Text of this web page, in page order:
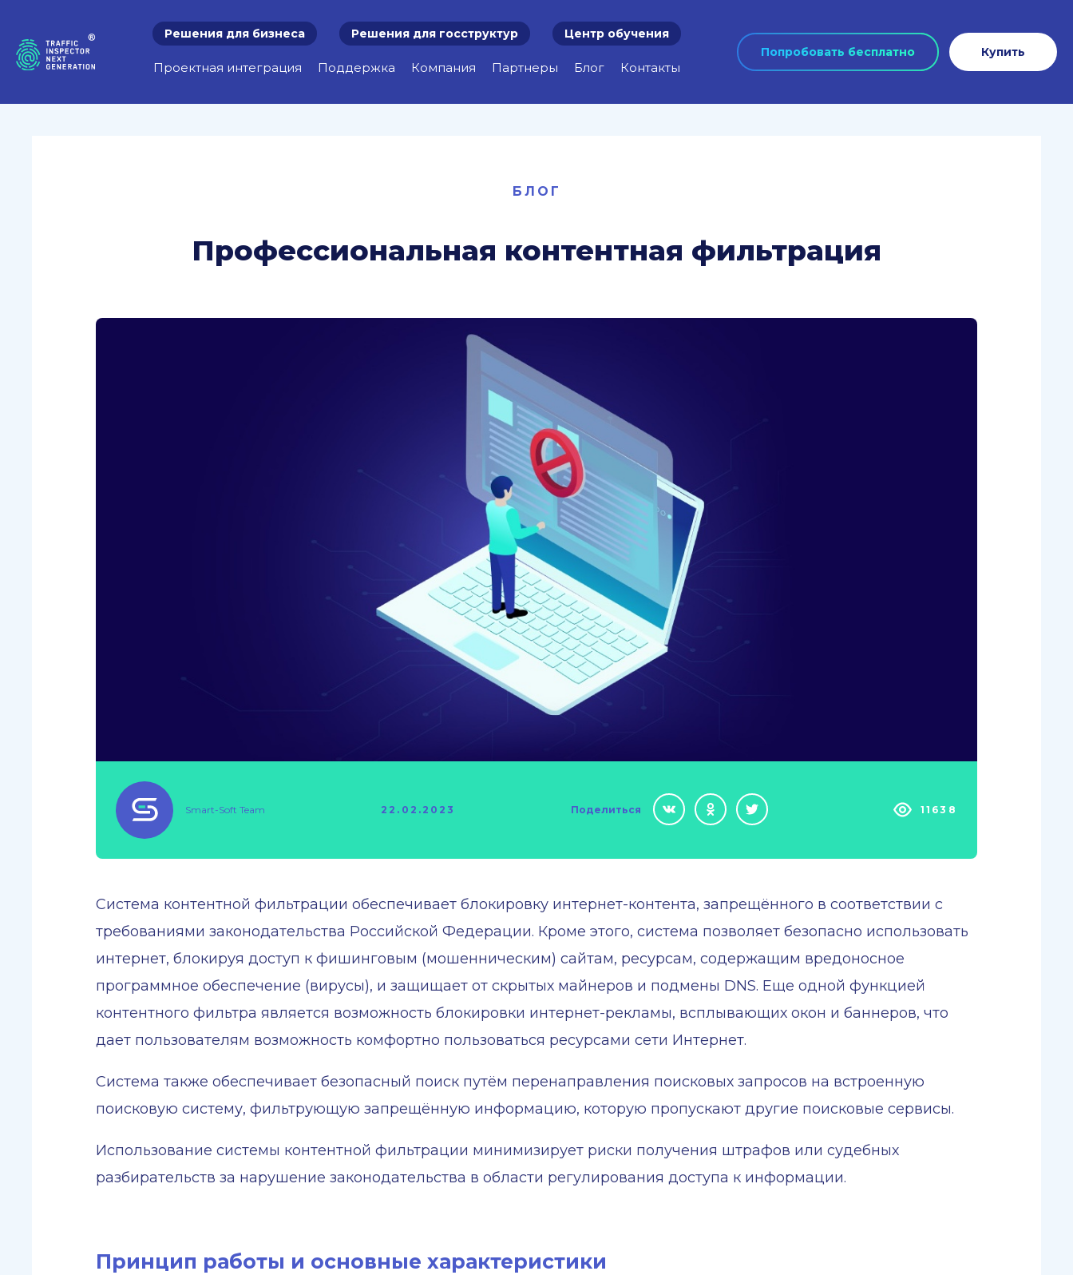
Решения для бизнеса Решения для госструктур Центр обучения
Проектная интеграция Поддержка Компания Партнеры Блог Контакты
Попробовать бесплатно Купить
БЛОГ
Профессиональная контентная фильтрация
Smart-Soft Team 22.02.2023 Поделиться 11638
Система контентной фильтрации обеспечивает блокировку интернет-контента, запрещённого в соответствии с
требованиями законодательства Российской Федерации. Кроме этого, система позволяет безопасно использовать
интернет, блокируя доступ к фишинговым (мошенническим) сайтам, ресурсам, содержащим вредоносное
программное обеспечение (вирусы), и защищает от скрытых майнеров и подмены DNS. Еще одной функцией
контентного фильтра является возможность блокировки интернет-рекламы, всплывающих окон и баннеров, что
дает пользователям возможность комфортно пользоваться ресурсами сети Интернет.
Система также обеспечивает безопасный поиск путём перенаправления поисковых запросов на встроенную
поисковую систему, фильтрующую запрещённую информацию, которую пропускают другие поисковые сервисы.
Использование системы контентной фильтрации минимизирует риски получения штрафов или судебных
разбирательств за нарушение законодательства в области регулирования доступа к информации.
Принцип работы и основные характеристики